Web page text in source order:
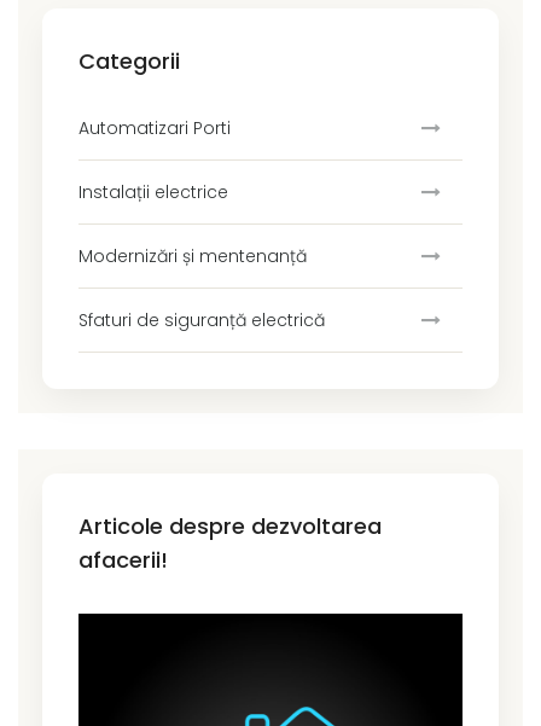
Categorii
Automatizari Porti
Instalații electrice
Modernizări și mentenanță
Sfaturi de siguranță electrică
Articole despre dezvoltarea
afacerii!